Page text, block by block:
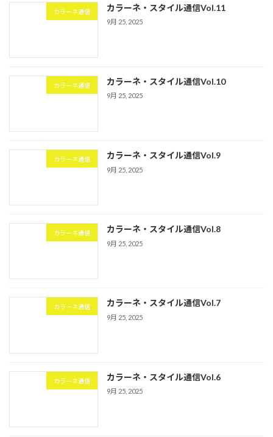
カラーネ通信 カラーネ・スタイル通信Vol.11
9月 25, 2025
カラーネ通信 カラーネ・スタイル通信Vol.10
9月 25, 2025
カラーネ通信 カラーネ・スタイル通信Vol.9
9月 25, 2025
カラーネ通信 カラーネ・スタイル通信Vol.8
9月 25, 2025
カラーネ通信 カラーネ・スタイル通信Vol.7
9月 25, 2025
カラーネ通信 カラーネ・スタイル通信Vol.6
9月 25, 2025